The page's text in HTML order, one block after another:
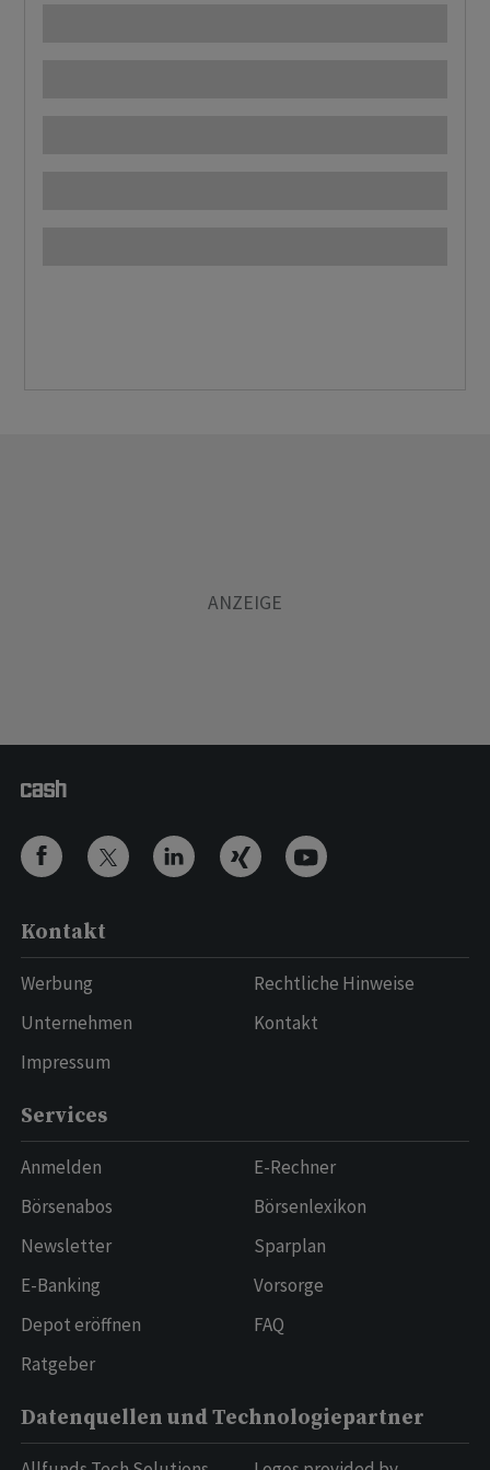
Kontakt
Werbung
Unternehmen
Impressum
Rechtliche Hinweise
Kontakt
Services
Anmelden
Börsenabos
Newsletter
E-Banking
Depot eröffnen
Ratgeber
E-Rechner
Börsenlexikon
Sparplan
Vorsorge
FAQ
Datenquellen und Technologiepartner